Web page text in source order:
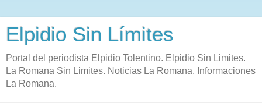
Elpidio Sin Límites
Portal del periodista Elpidio Tolentino. Elpidio Sin Limites.
La Romana Sin Limites. Noticias La Romana. Informaciones
La Romana.